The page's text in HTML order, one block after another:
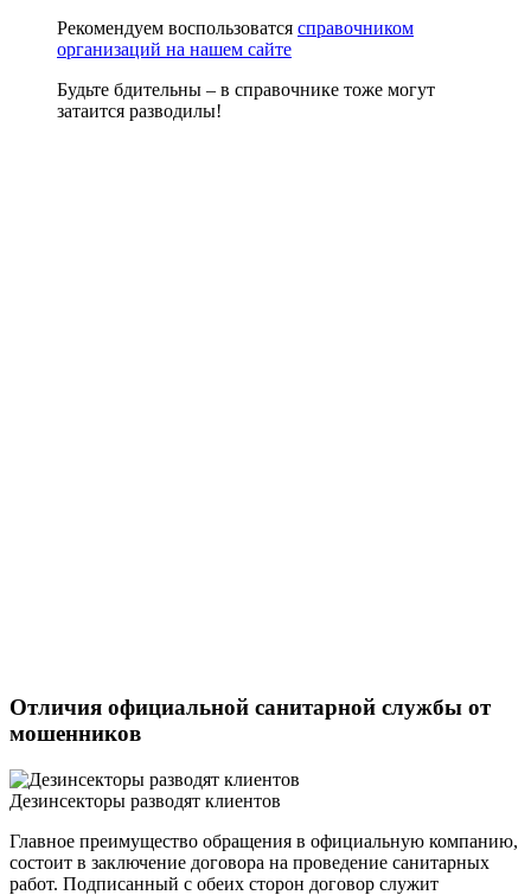
Рекомендуем воспользоватся справочником
организаций на нашем сайте
Будьте бдительны – в справочнике тоже могут
затаится разводилы!
Отличия официальной санитарной службы от
мошенников
Дезинсекторы разводят клиентов
Главное преимущество обращения в официальную компанию,
состоит в заключение договора на проведение санитарных
работ. Подписанный с обеих сторон договор служит